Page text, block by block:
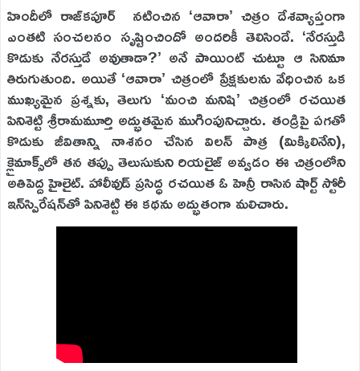
హిందీలో రాజ్‌క‌పూర్ నటించిన ‘ఆవారా’ చిత్రం దేశవ్యాప్తంగా
ఎంతటి సంచలనం సృష్టించిందో అందరికీ తెలిసిందే. ‘నేరస్తుడి
కొడుకు నేరస్తుడే అవుతాడా?’ అనే పాయింట్ చుట్టూ ఆ సినిమా
తిరుగుతుంది. అయితే ‘ఆవారా’ చిత్రంలో ప్రేక్షకులను వేధించిన ఒక
ముఖ్యమైన ప్రశ్నకు, తెలుగు ‘మంచి మనిషి’ చిత్రంలో రచయిత
పినిశెట్టి శ్రీరామమూర్తి అద్భుతమైన ముగింపునిచ్చారు. తండ్రిపై పగతో
కొడుకు జీవితాన్ని నాశనం చేసిన విలన్ పాత్ర (మిక్కిలినేని),
క్లైమాక్స్‌లో తన తప్పు తెలుసుకుని రియలైజ్ అవ్వడం ఈ చిత్రంలోని
అతిపెద్ద హైలైట్. హాలీవుడ్ ప్రసిద్ధ రచయిత ఓ హెన్రీ రాసిన షార్ట్ స్టోరీ
ఇన్‌స్పిరేష‌న్‌తో పినిశెట్టి ఈ కథను అద్భుతంగా మలిచారు.